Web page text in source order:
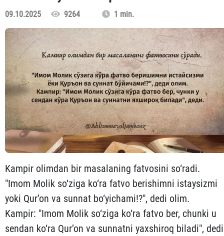
09.10.2025 9264 1 min.
Kampir olimdan bir masalaning fatvosini so‘radi.
"Imom Molik so‘ziga ko‘ra fatvo berishimni istaysizmi
yoki Qur’on va sunnat bo‘yichami!?", dedi olim.
Kampir: "Imom Molik so‘ziga ko‘ra fatvo ber, chunki u
sendan ko‘ra Qur’on va sunnatni yaxshiroq biladi",